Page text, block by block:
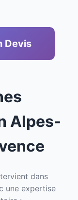
Devis
Alpes-
dans
une expertise